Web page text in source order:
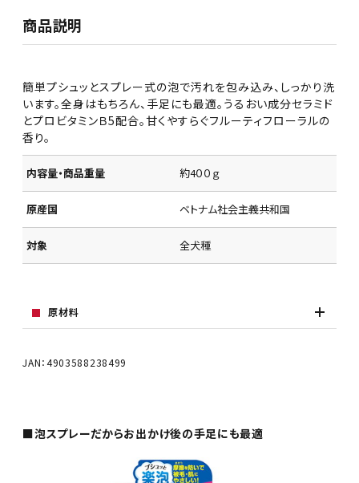
商品説明
簡単プシュッとスプレー式の泡で汚れを包み込み、しっかり洗
います。全身はもちろん、手足にも最適。うるおい成分セラミド
とプロビタミンＢ5配合。甘くやすらぐフルーティフローラルの
香り。
内容量・商品重量 約4００ｇ
原産国 ベトナム社会主義共和国
対象 全犬種
原材料
JAN：4903588238499
■泡スプレーだからお出かけ後の手足にも最適